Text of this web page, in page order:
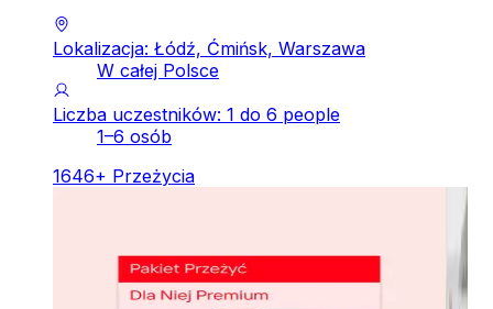
Lokalizacja: Łódź, Ćmińsk, Warszawa
W całej Polsce
Liczba uczestników: 1 do 6 people
1–6 osób
1646+ Przeżycia